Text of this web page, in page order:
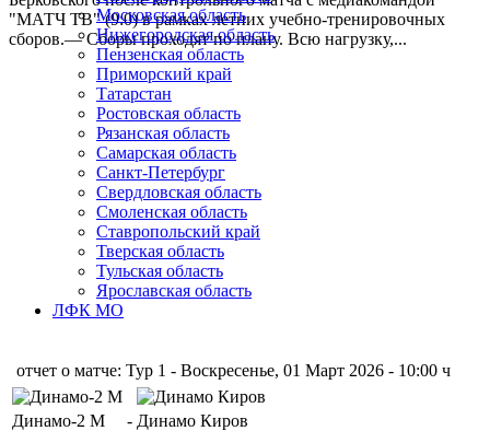
"МАТЧ ТВ" (9:0) в рамках летних учебно-тренировочных
сборов.— Сборы проходят по плану. Всю нагрузку,...
Московская область
Нижегородская область
Пензенская область
Приморский край
Татарстан
Ростовская область
Рязанская область
Самарская область
Санкт-Петербург
Свердловская область
Смоленская область
Ставропольский край
Тверская область
Тульская область
Ярославская область
ЛФК МО
отчет о матче: Тур 1 - Воскресенье, 01 Март 2026 - 10:00 ч
Динамо-2 М - Динамо Киров